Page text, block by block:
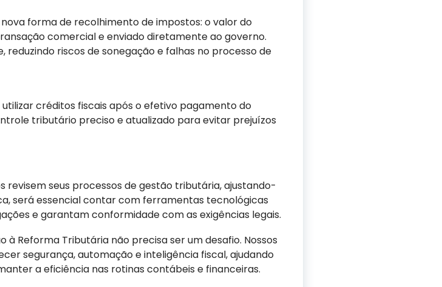
forma de recolhimento de impostos: o valor do
comercial e enviado diretamente ao governo.
reduzindo riscos de sonegação e falhas no processo de
créditos fiscais após o efetivo pagamento do
tributário preciso e atualizado para evitar prejuízos
revisem seus processos de gestão tributária, ajustando-
será essencial contar com ferramentas tecnológicas
e garantam conformidade com as exigências legais.
à Reforma Tributária não precisa ser um desafio. Nossos
segurança, automação e inteligência fiscal, ajudando
a eficiência nas rotinas contábeis e financeiras.